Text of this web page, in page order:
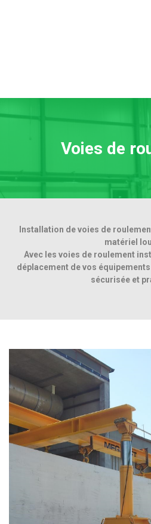
Voies de
Installation de voies de
matériel
Avec les voies de roulement
déplacement de vos
sécurisée et